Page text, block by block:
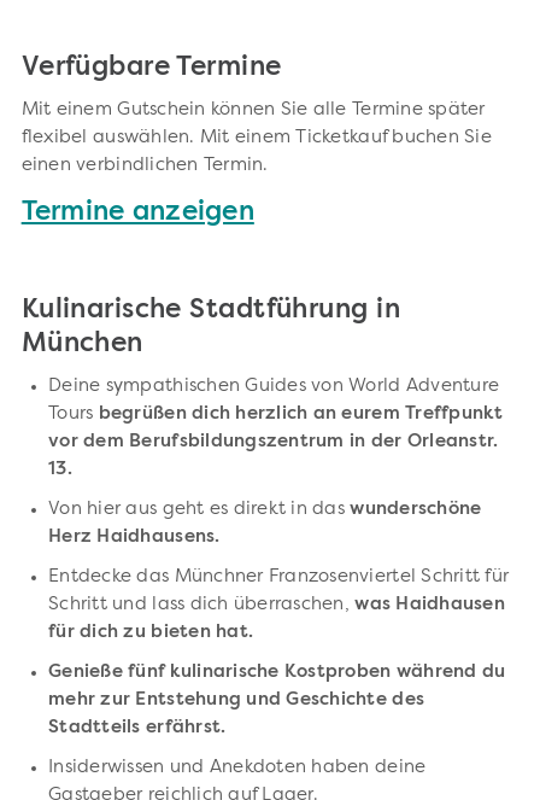
Verfügbare Termine
Mit einem Gutschein können Sie alle Termine später
flexibel auswählen. Mit einem Ticketkauf buchen Sie
einen verbindlichen Termin.
Termine anzeigen
Kulinarische Stadtführung in
München
Deine sympathischen Guides von World Adventure
Tours begrüßen dich herzlich an eurem Treffpunkt
vor dem Berufsbildungszentrum in der Orleanstr.
13.
Von hier aus geht es direkt in daswunderschöne
Herz Haidhausens.
Entdecke das Münchner Franzosenviertel Schritt für
Schritt und lass dich überraschen,was Haidhausen
für dich zu bieten hat.
Genieße fünf kulinarische Kostproben während du
mehr zur Entstehung und Geschichte des
Stadtteils erfährst.
Insiderwissen und Anekdoten haben deine
Gastgeber reichlich auf Lager.